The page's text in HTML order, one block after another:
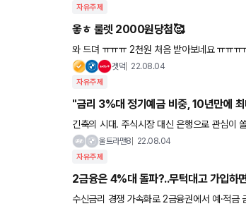
자유주제
옿ㅎ 룰렛 2000원당첨🥰
와 드뎌 ㅠㅠㅠ 2천원 처음 받아보네요
겟덕 22.08.04
자유주제
"금리 3%대 정기예금 비중, 10년만에
긴축의 시대. 주식시장 대신 은행으로 관심이
치로 늘어났다. 4일 한국은행 경제통계시스템의
울트라맨8 22.08.04
자유주제
2금융은 4%대 돌파?..무턱대고 가입하
수신금리 경쟁 가속화로 2금융권에서 예·적